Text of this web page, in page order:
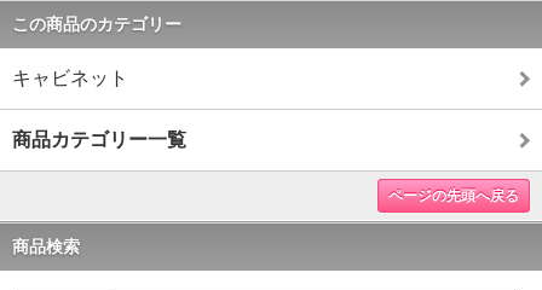
この商品のカテゴリー
キャビネット
商品カテゴリー一覧
ページの先頭へ戻る
商品検索